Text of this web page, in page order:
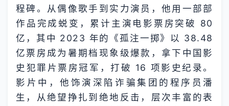
程碑。从偶像歌手到实力演员，他用一部部
作品完成蜕变，累计主演电影票房突破 80
亿，其中 2023 年的《孤注一掷》以 38.48
亿票房成为暑期档现象级爆款，拿下中国影
史犯罪片票房冠军，打破 16 项影史纪录。
影片中，他饰演深陷诈骗集团的程序员潘
生，从绝望挣扎到绝地反击，层次丰富的表